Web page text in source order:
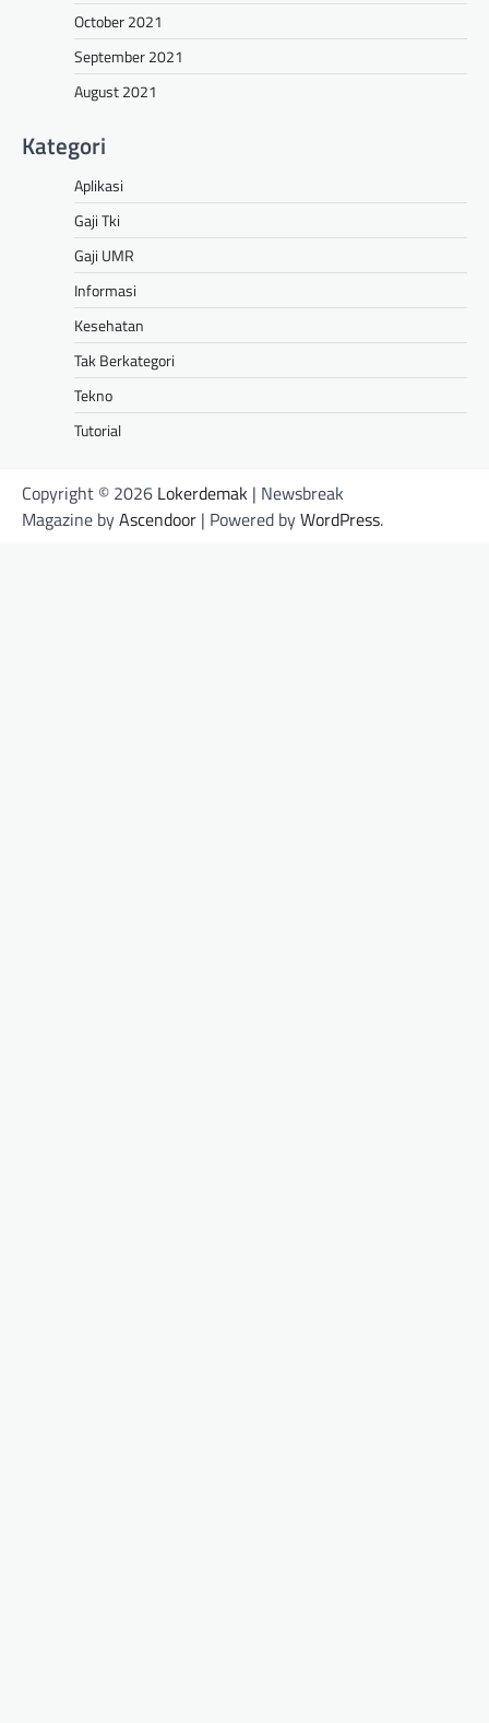
October 2021
September 2021
August 2021
Kategori
Aplikasi
Gaji Tki
Gaji UMR
Informasi
Kesehatan
Tak Berkategori
Tekno
Tutorial
Copyright © 2026 Lokerdemak | Newsbreak
Magazine byAscendoor | Powered byWordPress.